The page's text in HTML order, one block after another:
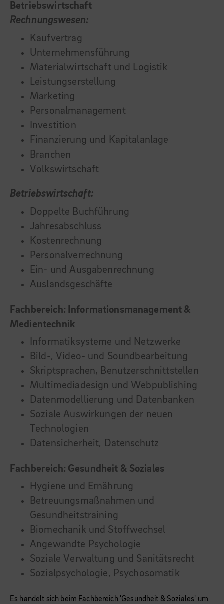
Betriebswirtschaft
Rechnungswesen:
Kaufvertrag
Unternehmensführung
Materialwirtschaft und Logistik
Leistungserstellung
Marketing
Personalmanagement
Investition
Finanzierung und Kapitalanlage
Branchen
Volkswirtschaft
Betriebswirtschaft:
Doppelte Buchführung
Jahresabschluss
Kostenrechnung
Personalverrechnung
Ein- und Ausgabenrechnung
Auslandsgeschäfte
Fachbereich: Informationsmanagement &
Medientechnik
Informatiksysteme und Netzwerke
Bild-, Video- und Soundbearbeitung
Skriptsprachen, Benutzerschnittstellen
Multimediadesign und Webpublishing
Datenmodellierung und Datenbanken
Soziale Auswirkungen der neuen
Technologien
Datensicherheit, Datenschutz
Fachbereich: Gesundheit & Soziales
Hygiene und Ernährung
Betreuungsmaßnahmen und
Gesundheitstraining
Biomechanik und Stoffwechsel
Angewandte Psychologie
Soziale Verwaltung und Sanitätsrecht
Sozialpsychologie, Psychosomatik
Es handelt sich beim Fachbereich 'Gesundheit & Soziales' um